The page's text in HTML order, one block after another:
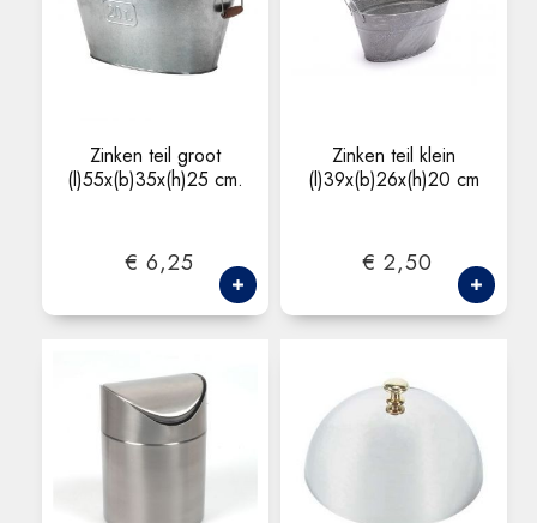
Zinken teil groot
(l)55x(b)35x(h)25 cm.
€ 6,25
Zinken teil klein
(l)39x(b)26x(h)20 cm
€ 2,50